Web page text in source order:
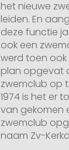
het nieuwe
leiden. En
deze functie
ook een
werd toen ook
plan opgevat
zwemclub op
1974 is het er
van gekomen
zwemclub
naam Zv-